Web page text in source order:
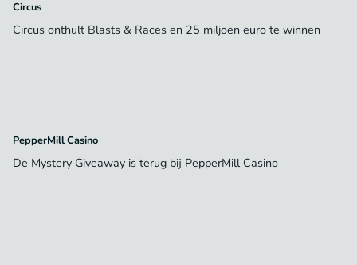
Circus
Circus onthult Blasts & Races en 25 miljoen euro te winnen
PepperMill Casino
De Mystery Giveaway is terug bij PepperMill Casino